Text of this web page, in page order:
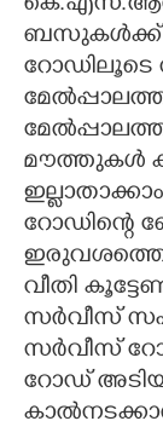
ബസുകൾക്ക്
റോഡിലൂടെ
മൗത്തുകൾ
റോഡിന്റെ
വീതി
സർവീസ്
സർവീസ്
റോഡ്